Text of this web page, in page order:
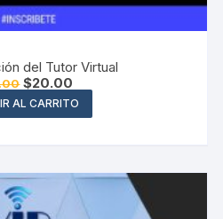
del Tutor Virtual
El
precio
original
era:
$20.00
precio
actual
es:
AL CARRITO